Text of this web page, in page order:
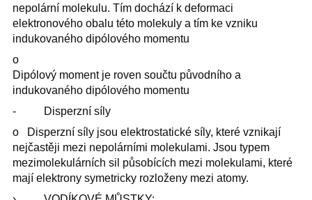
nepolární molekulu. Tím dochází k deformaci
elektronového obalu této molekuly a tím ke vzniku
indukovaného dipólového momentu
o
Dipólový moment je roven součtu původního a
indukovaného dipólového momentu
- Disperzní síly
o Disperzní síly jsou elektrostatické síly, které vznikají
nejčastěji mezi nepolárními molekulami. Jsou typem
mezimolekulárních sil působících mezi molekulami, které
mají elektrony symetricky rozloženy mezi atomy.